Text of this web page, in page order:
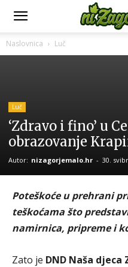
Naslovnica Luč
Luč
‘Zdravo i fino’ u
obrazovanje
Autor: nizagorjemalo.hr - 30.
Poteškoće u prehrani
teškoćama što
namirnica, pripreme i
Zato je DND Naša djeca